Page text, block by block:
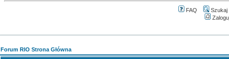
FAQ Szukaj
Forum RIO Strona Główna